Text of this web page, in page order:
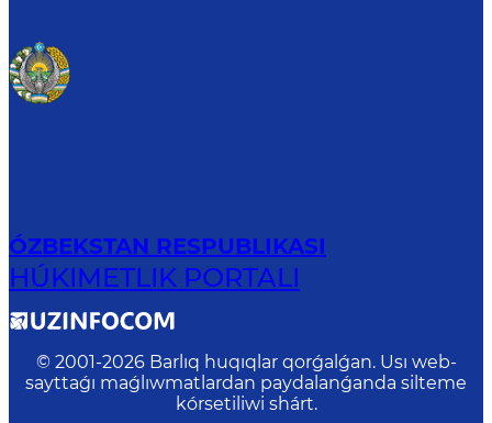
ÓZBEKSTAN RESPUBLIKASI
HÚKIMETLIK PORTALI
© 2001-2026 Barlıq huqıqlar qorǵalǵan. Usı web-
sayttaǵı maǵlıwmatlardan paydalanǵanda silteme
kórsetiliwi shárt.